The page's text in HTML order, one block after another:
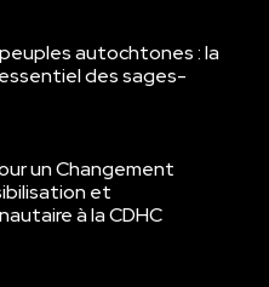
autochtones : la
des sages-
un Changement
et
à la CDHC